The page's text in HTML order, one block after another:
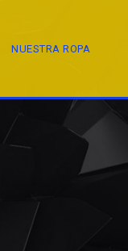
NUESTRA ROPA